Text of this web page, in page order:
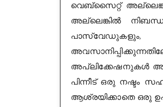
വെബ്സൈറ്റ്
അല്ലെങ്കിൽ
പാസ്വേഡുകളും,
അപ്ലിക്കേഷനുകൾ
പിന്നീട് ഒരു നഷ്ടം
ആശ്രയിക്കാതെ ഒരു